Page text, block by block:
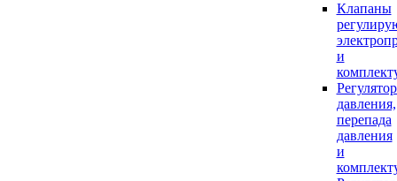
Клапаны
и
давления,
перепада
давления
и